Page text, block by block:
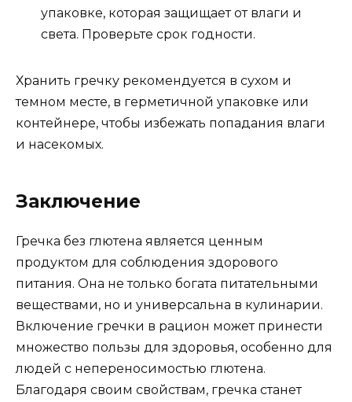
упаковке, которая защищает от влаги и
света. Проверьте срок годности.
Хранить гречку рекомендуется в сухом и
темном месте, в герметичной упаковке или
контейнере, чтобы избежать попадания влаги
и насекомых.
Заключение
Гречка без глютена является ценным
продуктом для соблюдения здорового
питания. Она не только богата питательными
веществами, но и универсальна в кулинарии.
Включение гречки в рацион может принести
множество пользы для здоровья, особенно для
людей с непереносимостью глютена.
Благодаря своим свойствам, гречка станет